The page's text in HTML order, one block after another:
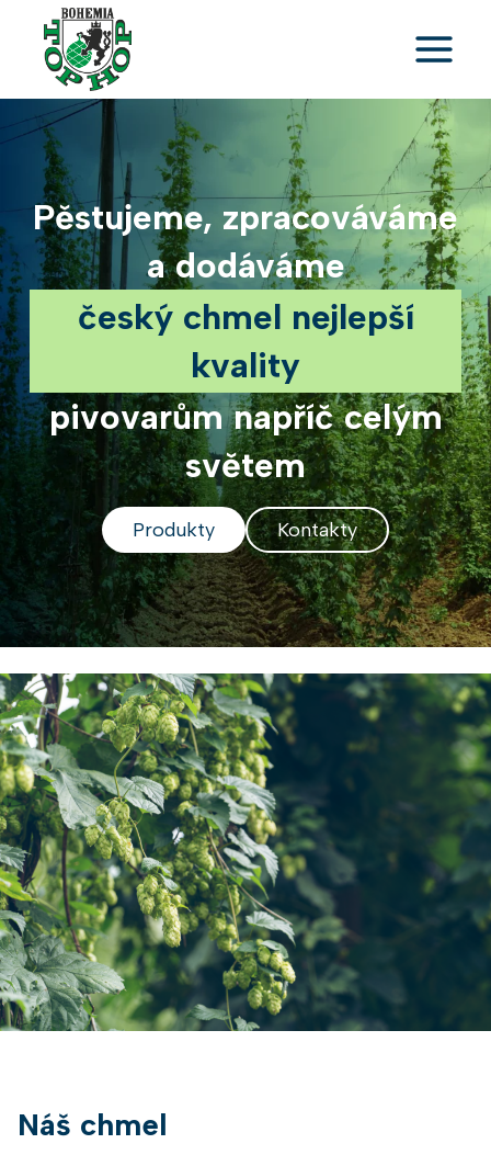
Přeskočit
obsah
Pěstujeme, zpracováváme
a dodáváme
český chmel nejlepší
kvality
pivovarům napříč celým
světem
Produkty Kontakty
Náš chmel